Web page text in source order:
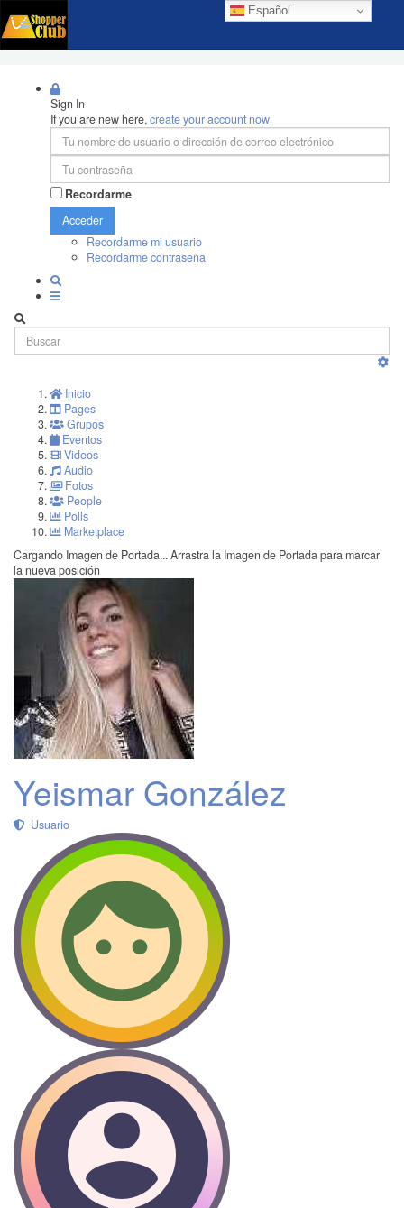
Español
Sign In
If you are new here,create your account now
Recordarme
Acceder
Recordarme mi usuario
Recordarme contraseña
Inicio
Pages
Grupos
Eventos
Videos
Audio
Fotos
People
Polls
Marketplace
Cargando Imagen de Portada... Arrastra la Imagen de Portada para marcar
la nueva posición
Yeismar González
Usuario